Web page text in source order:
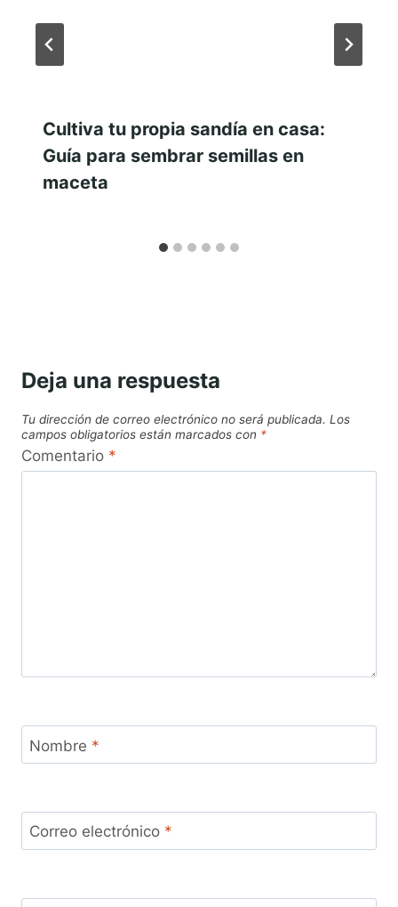
Cultiva tu propia sandía en casa:
Guía para sembrar semillas en
maceta
Deja una respuesta
Tu dirección de correo electrónico no será publicada. Los
campos obligatorios están marcados con *
Comentario *
Nombre *
Correo electrónico *